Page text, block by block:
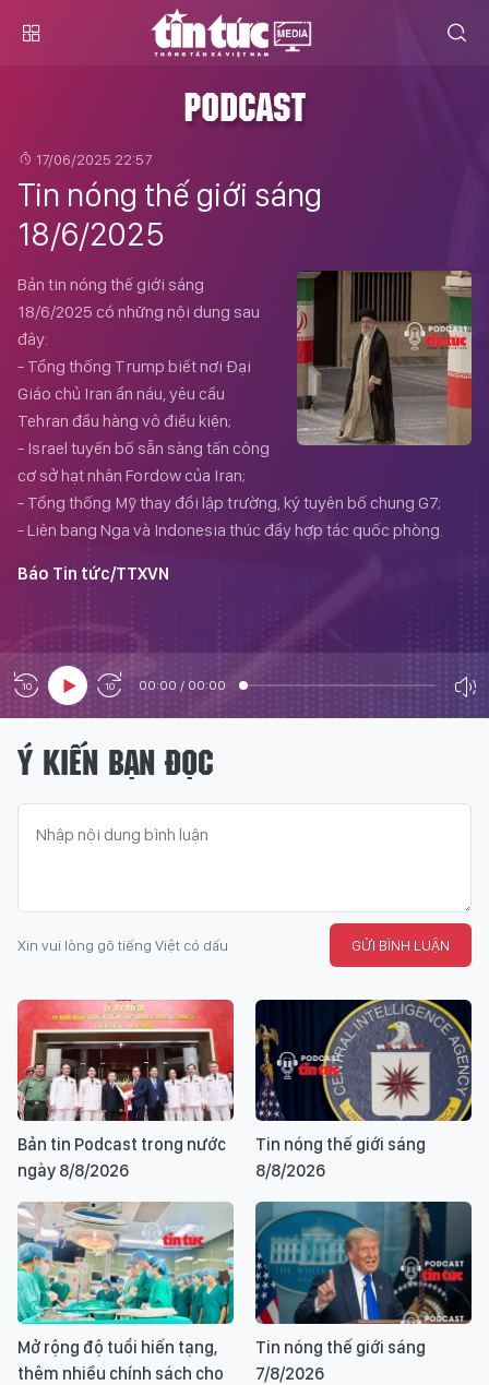
PODCAST
17/06/2025 22:57
Tin nóng thế giới sáng
18/6/2025
Bản tin nóng thế giới sáng
18/6/2025 có những nội dung sau
đây:
- Tổng thống Trump biết nơi Đại
Giáo chủ Iran ẩn náu, yêu cầu
Tehran đầu hàng vô điều kiện;
- Israel tuyến bố sẵn sàng tấn công
cơ sở hạt nhân Fordow của Iran;
- Tổng thống Mỹ thay đổi lập trường, ký tuyên bố chung G7;
- Liên bang Nga và Indonesia thúc đẩy hợp tác quốc phòng.
Báo Tin tức/TTXVN
00:00 / 00:00
Ý KIẾN BẠN ĐỌC
Xin vui lòng gõ tiếng Việt có dấu GỬI BÌNH LUẬN
Bản tin Podcast trong nước
ngày 8/8/2026
Tin nóng thế giới sáng
8/8/2026
Mở rộng độ tuổi hiến tạng,
thêm nhiều chính sách cho
Tin nóng thế giới sáng
7/8/2026